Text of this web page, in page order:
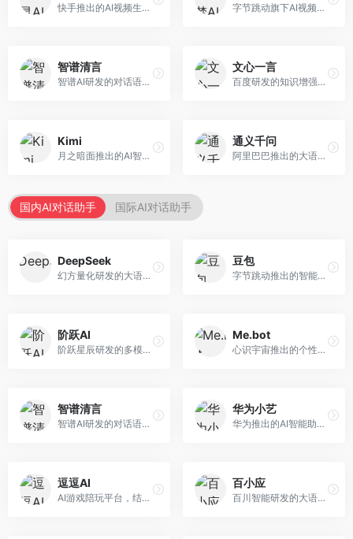
快手推出的AI视频生成平台，支持文生视频和图生视频，可生成长达2分钟的高质量视频内容。面向短视频创作者和营销人员，操作简便，生成效果逼真，适合商业推广和创意表达。 字节跳动旗下AI视频创作平台，支持多模态内容生成。面向内容创作者和营销人员，提供文生视频、图生视频、智能剪辑等功能，中文理解能力强，创作效率高。
智谱清言
智谱AI研发的对话语言模型，支持中英双语交互。面向中文用户和开发者，提供知识问答、代码编写、文档解读等服务，开源生态完善，学术研究背景深厚。
文心一言
百度研发的知识增强大语言模型，深度融合百度知识图谱和搜索能力。面向中文用户，提供知识问答、文本创作、逻辑推理等服务，中文语境理解准确，知识覆盖面广。
Kimi
月之暗面推出的AI智能助手，核心优势在于超长文本处理能力，支持20万字以上文档分析。面向学术研究者、职场人士和内容创作者，提供文档解读、PPT生成、联网搜索等综合服务。
通义千问
阿里巴巴推出的大语言模型平台，提供对话问答、文档处理、图像理解、代码编写等全方位AI服务。面向企业用户和个人开发者，集成阿里云生态，支持多模态交互，企业级安全保障。
国内AI对话助手 国际AI对话助手
DeepSeek
幻方量化研发的大语言模型平台，专注于深度推理和代码生成能力。面向开发者、研究人员和技术爱好者，提供强大的逻辑推理和数学计算功能，开源生态完善，API接口友好。
豆包
字节跳动推出的智能对话助手平台，提供文本创作、知识问答、英语学习等多种AI服务。面向普通用户和内容创作者，支持多轮对话和文件解析，免费使用，响应速度快，中文理解能力强。
阶跃AI
阶跃星辰研发的多模态大模型平台，支持文本、图像、视频的综合理解与生成。面向创作者和企业客户，提供内容创作、智能分析等服务，多模态能力突出。
Me.bot
心识宇宙推出的个性化AI伴侣，专注于情感交互和个人助理服务。面向个人用户，支持日程管理、情感陪伴、知识问答等功能，交互体验人性化。
智谱清言
智谱AI研发的对话语言模型，支持中英双语交互。面向中文用户和开发者，提供知识问答、代码编写、文档解读等服务，开源生态完善，学术研究背景深厚。
华为小艺
华为推出的AI智能助手网页端，深度整合鸿蒙生态和华为云服务。面向华为设备用户，支持语音交互、智能问答、设备控制等功能，与华为硬件生态无缝衔接。
逗逗AI
AI游戏陪玩平台，结合游戏理解和自然语言交互技术。面向游戏玩家，提供游戏攻略、陪玩互动、社交聊天等服务，游戏知识丰富，互动体验有趣。
百小应
百川智能研发的大语言模型助手，专注于中文理解和生成。面向中文用户，提供知识问答、文本创作、代码辅助等服务，模型参数规模大，中文表达流畅自然。